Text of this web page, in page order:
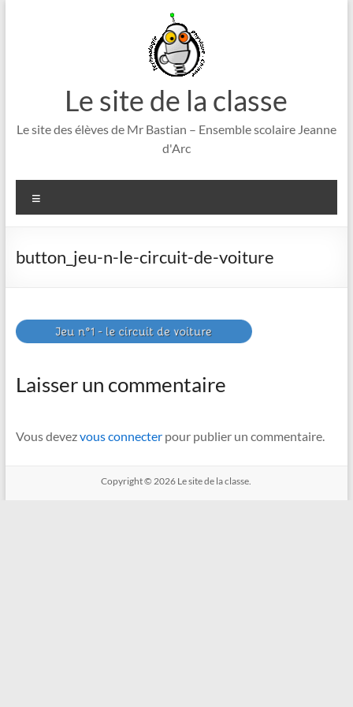
Le site de la classe
Le site des élèves de Mr Bastian – Ensemble scolaire Jeanne
d'Arc
button_jeu-n-le-circuit-de-voiture
Laisser un commentaire
Vous devezvous connecterpour publier un commentaire.
Copyright © 2026 Le site de la classe.